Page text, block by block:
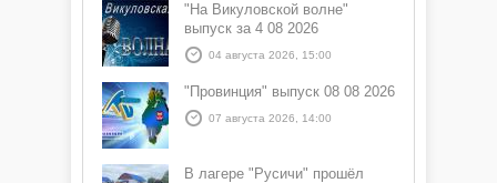
"На Викуловской волне"
выпуск за 4 08 2026
04 августа 2026, 15:00
"Провинция" выпуск 08 08 2026
07 августа 2026, 14:00
В лагере "Русичи" прошёл